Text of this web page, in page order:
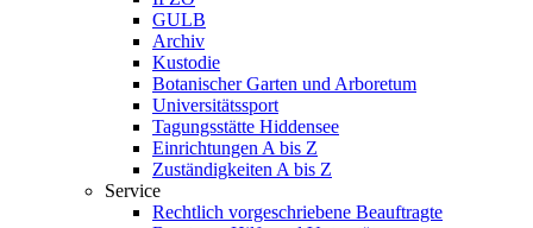
GULB
Archiv
Kustodie
Botanischer Garten und Arboretum
Universitätssport
Tagungsstätte Hiddensee
Einrichtungen A bis Z
Zuständigkeiten A bis Z
Service
Rechtlich vorgeschriebene Beauftragte